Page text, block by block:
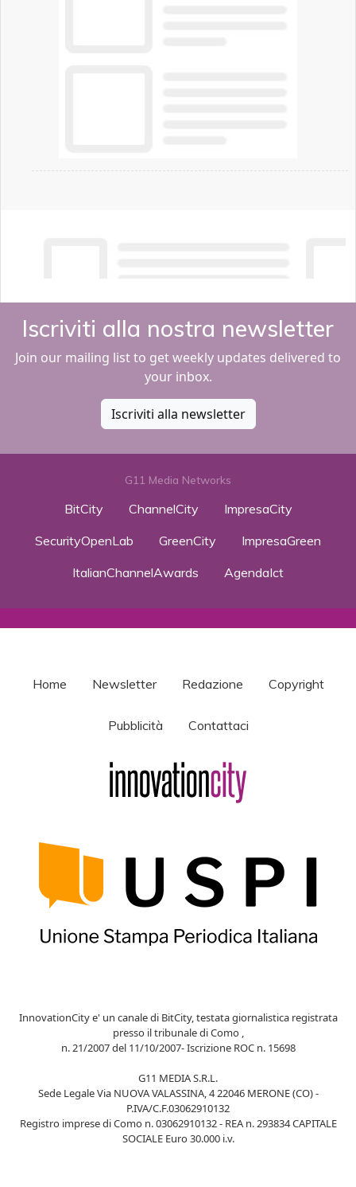
Iscriviti alla nostra newsletter
Join our mailing list to get weekly updates delivered to
your inbox.
Iscriviti alla newsletter
G11 Media Networks
BitCity ChannelCity
ImpresaCity
SecurityOpenLab
GreenCity
ImpresaGreen
ItalianChannelAwards
AgendaIct
Home Newsletter Redazione Copyright
Pubblicità Contattaci
InnovationCity e' un canale di BitCity, testata giornalistica registrata
presso il tribunale di Como ,
n. 21/2007 del 11/10/2007- Iscrizione ROC n. 15698
G11 MEDIA S.R.L.
Sede Legale Via NUOVA VALASSINA, 4 22046 MERONE (CO) -
P.IVA/C.F.03062910132
Registro imprese di Como n. 03062910132 - REA n. 293834 CAPITALE
SOCIALE Euro 30.000 i.v.